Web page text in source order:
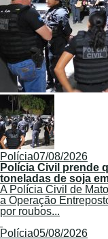
Polícia07/08/2026
Polícia Civil prende
toneladas de soja
A Polícia Civil de
a Operação
por roubos...
Polícia05/08/2026